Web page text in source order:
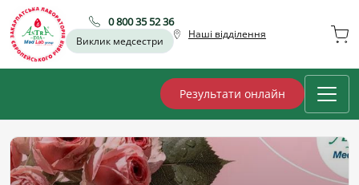
0 800 35 52 36
Виклик медсестри
Наші відділення
Результати онлайн